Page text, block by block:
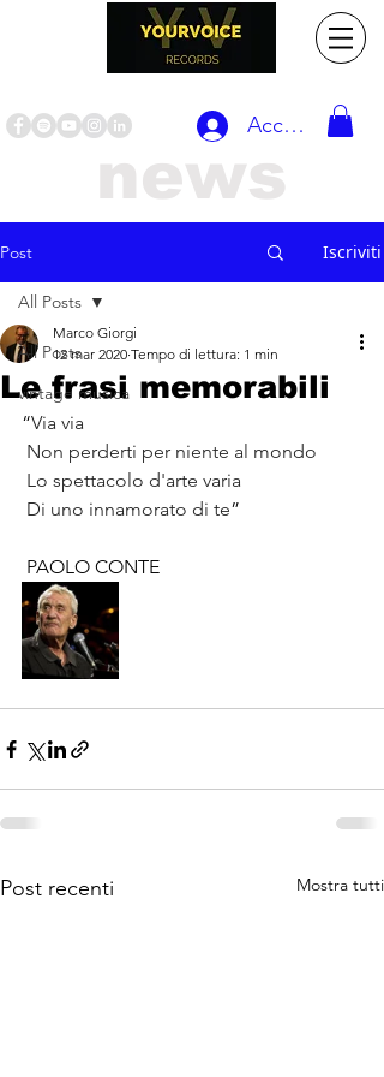
Accedi
news
Post Iscriviti
All Posts
vintage musica
All Posts
Le frasi memorabili
Marco Giorgi
12 mar 2020 Tempo di lettura: 1 min
“Via via
Non perderti per niente al mondo
Lo spettacolo d'arte varia
Di uno innamorato di te”
PAOLO CONTE
Post recenti Mostra tutti